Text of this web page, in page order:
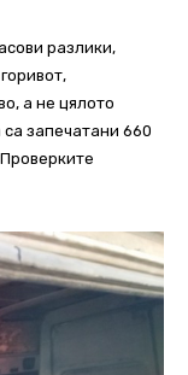
разлики,
а не цялото
запечатани 660